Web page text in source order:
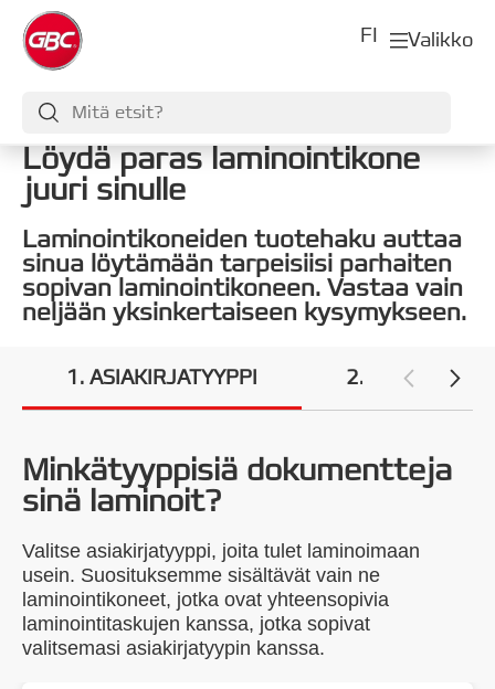
Valikko
FI
Löydä paras laminointikone
juuri sinulle
Laminointikoneiden tuotehaku auttaa
sinua löytämään tarpeisiisi parhaiten
sopivan laminointikoneen. Vastaa vain
neljään yksinkertaiseen kysymykseen.
1 ASIAKIRJATYYPPI 2 KÄYTTÖ
Minkätyyppisiä dokumentteja
sinä laminoit?
Valitse asiakirjatyyppi, joita tulet laminoimaan
usein. Suosituksemme sisältävät vain ne
laminointikoneet, jotka ovat yhteensopivia
laminointitaskujen kanssa, jotka sopivat
valitsemasi asiakirjatyypin kanssa.